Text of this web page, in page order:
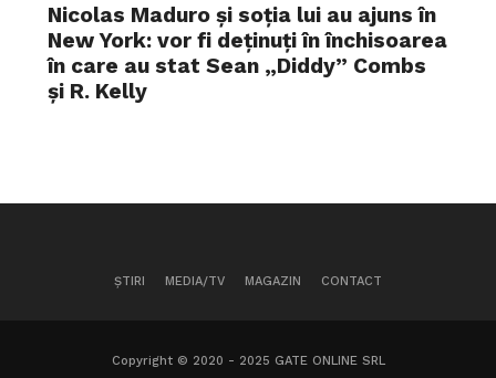
Nicolas Maduro și soția lui au ajuns în
New York: vor fi deținuți în închisoarea
în care au stat Sean „Diddy” Combs
și R. Kelly
ȘTIRI MEDIA/TV MAGAZIN CONTACT
Copyright © 2020 - 2025 GATE ONLINE SRL